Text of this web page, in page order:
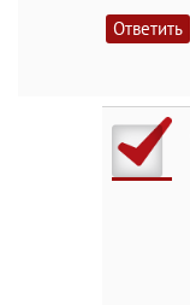
Ответить